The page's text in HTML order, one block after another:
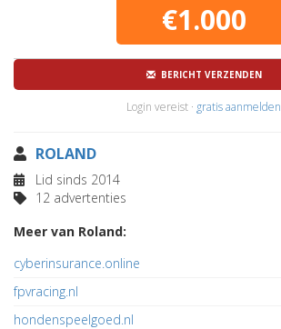
€1.000
BERICHT VERZENDEN
Login vereist · gratis aanmelden
ROLAND
Lid sinds 2014
12 advertenties
Meer van Roland:
cyberinsurance.online
fpvracing.nl
hondenspeelgoed.nl